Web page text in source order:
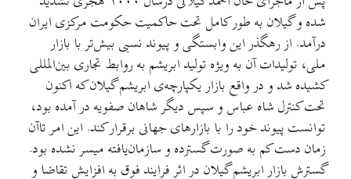
شده و گیلان به طور كامل تحت حاكمیت حكومت مركزی ایران
درآمد. از رهگذر این وابستگی و پیوند نسبی بیش‌تر با بازار
ملی، تولیدات آن به ویژه تولید ابریشم به روابط تجاری بین‌المللی
كشیده شد و در واقع بازار یکپارچه‌ی ابریشم گیلان که اکنون
تحت کنترل شاه عباس و سپس دیگر شاهان صفویه در آمده بود،
توانست پیوند خود را با بازارهای جهانی برقرار كند. این امر تاآن
زمان دست كم به صورت گسترده و سازمان‌یافته میسر نشده بود.
گسترش بازار ابریشم گیلان در اثر فرایند فوق به افزایش تقاضا و